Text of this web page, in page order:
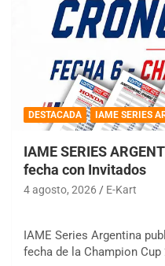
DESTACADA IAME SERIES
IAME SERIES
fecha con Invitados
4 agosto, 2026 E-Kart
IAME Series Argentina
fecha de la Champion Cup